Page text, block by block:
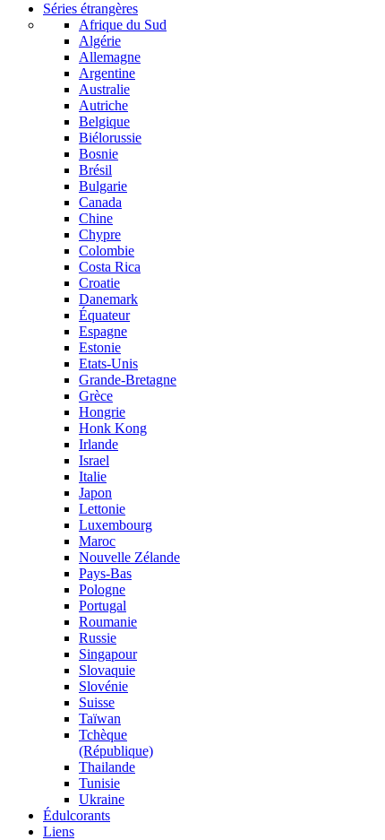
Séries étrangères
Afrique du Sud
Algérie
Allemagne
Argentine
Australie
Autriche
Belgique
Biélorussie
Bosnie
Brésil
Bulgarie
Canada
Chine
Chypre
Colombie
Costa Rica
Croatie
Danemark
Équateur
Espagne
Estonie
Etats-Unis
Grande-Bretagne
Grèce
Hongrie
Honk Kong
Irlande
Israel
Italie
Japon
Lettonie
Luxembourg
Maroc
Nouvelle Zélande
Pays-Bas
Pologne
Portugal
Roumanie
Russie
Singapour
Slovaquie
Slovénie
Suisse
Taïwan
Tchèque
(République)
Thailande
Tunisie
Ukraine
Édulcorants
Liens